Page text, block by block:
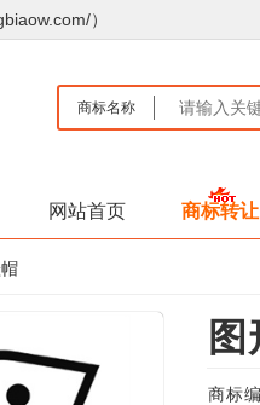
）
商标名称
网站首页 商标转让
图
商标